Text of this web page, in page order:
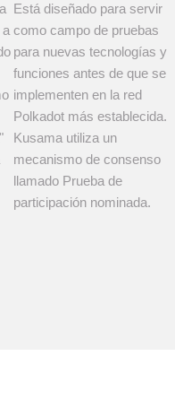
a
Está diseñado para servir
como campo de pruebas
para nuevas tecnologías y
funciones antes de que se
implementen en la red
Polkadot más establecida.
Kusama utiliza un
mecanismo de consenso
llamado Prueba de
participación nominada.